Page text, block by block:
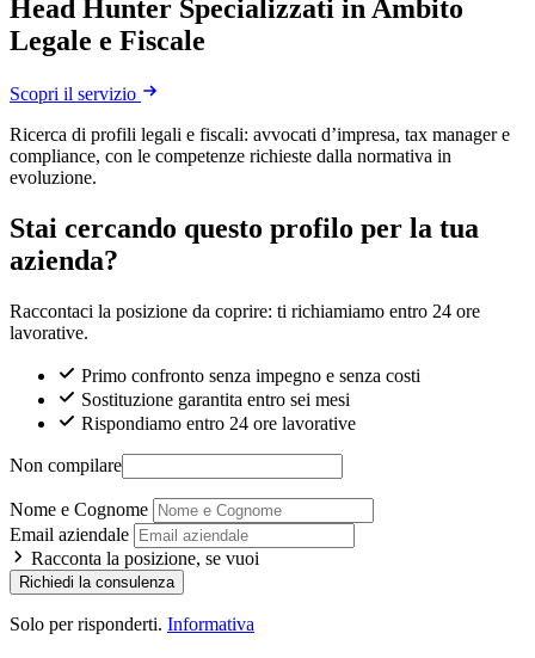
Head Hunter Specializzati in Ambito
Legale e Fiscale
Scopri il servizio
Ricerca di profili legali e fiscali: avvocati d’impresa, tax manager e
compliance, con le competenze richieste dalla normativa in
evoluzione.
Stai cercando questo profilo per la tua
azienda?
Raccontaci la posizione da coprire: ti richiamiamo entro 24 ore
lavorative.
Primo confronto senza impegno e senza costi
Sostituzione garantita entro sei mesi
Rispondiamo entro 24 ore lavorative
Non compilare
Nome e Cognome
Email aziendale
Racconta la posizione, se vuoi
Richiedi la consulenza
Solo per risponderti. Informativa